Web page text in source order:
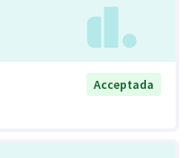
Acceptada